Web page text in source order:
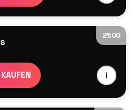
21:00
i
gegeben